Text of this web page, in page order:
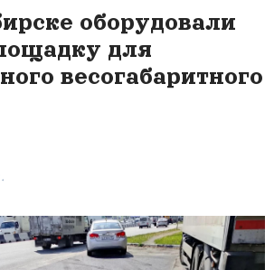
оборудовали
для
весогабаритного